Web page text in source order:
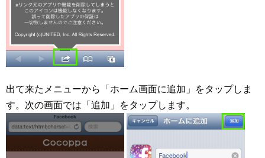
出て来たメニューから「ホーム画面に追加」をタップしま
す。次の画面では「追加」をタップします。